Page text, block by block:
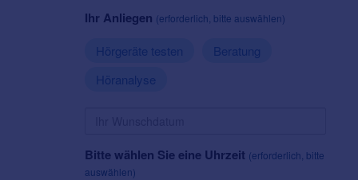
Ihr Anliegen (erforderlich, bitte auswählen)
Hörgeräte testen
Beratung
Höranalyse
Bitte wählen Sie eine Uhrzeit (erforderlich, bitte
auswählen)